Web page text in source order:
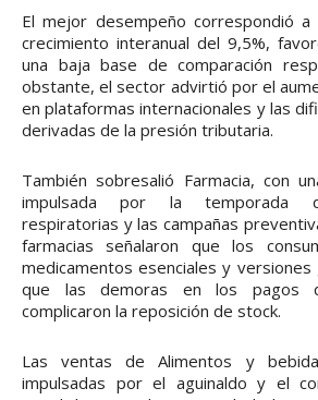
El mejor desempeño correspondió a
crecimiento interanual del 9,5%,
una baja base de comparación
obstante, el sector advirtió por el
en plataformas internacionales y las
derivadas de la presión tributaria.
También sobresalió Farmacia, con
impulsada por la temporada
respiratorias y las campañas
farmacias señalaron que los
medicamentos esenciales y versiones
que las demoras en los pagos
complicaron la reposición de stock.
Las ventas de Alimentos y
impulsadas por el aguinaldo y el